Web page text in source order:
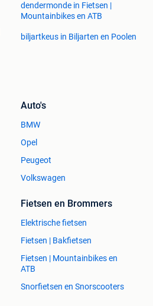
dendermonde in Fietsen |
Mountainbikes en ATB
biljartkeus in Biljarten en Poolen
Auto's
BMW
Opel
Peugeot
Volkswagen
Fietsen en Brommers
Elektrische fietsen
Fietsen | Bakfietsen
Fietsen | Mountainbikes en
ATB
Snorfietsen en Snorscooters